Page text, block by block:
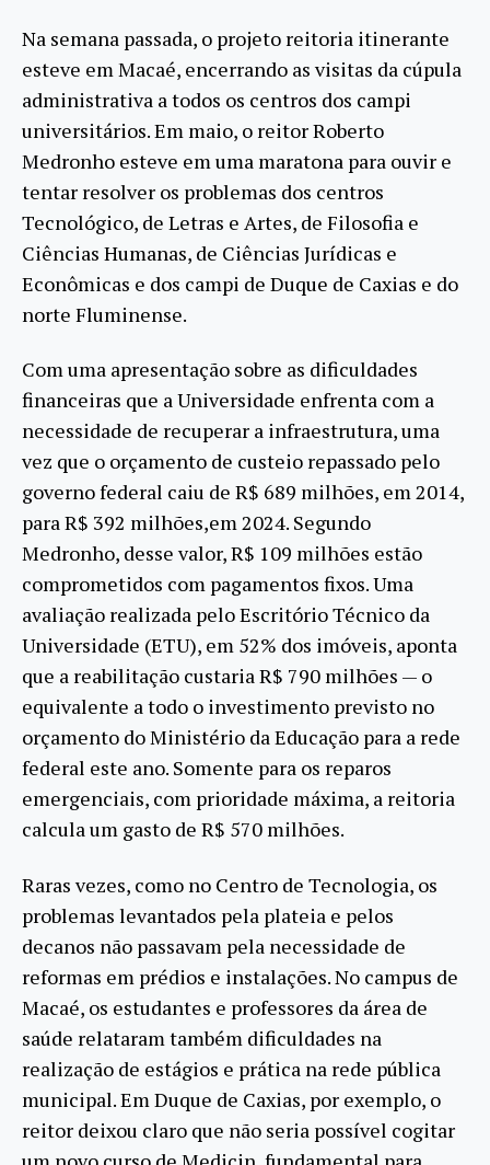
Na semana passada, o projeto reitoria itinerante
esteve em Macaé, encerrando as visitas da cúpula
administrativa a todos os centros dos campi
universitários. Em maio, o reitor Roberto
Medronho esteve em uma maratona para ouvir e
tentar resolver os problemas dos centros
Tecnológico, de Letras e Artes, de Filosofia e
Ciências Humanas, de Ciências Jurídicas e
Econômicas e dos campi de Duque de Caxias e do
norte Fluminense.
Com uma apresentação sobre as dificuldades
financeiras que a Universidade enfrenta com a
necessidade de recuperar a infraestrutura, uma
vez que o orçamento de custeio repassado pelo
governo federal caiu de R$ 689 milhões, em 2014,
para R$ 392 milhões,em 2024. Segundo
Medronho, desse valor, R$ 109 milhões estão
comprometidos com pagamentos fixos. Uma
avaliação realizada pelo Escritório Técnico da
Universidade (ETU), em 52% dos imóveis, aponta
que a reabilitação custaria R$ 790 milhões — o
equivalente a todo o investimento previsto no
orçamento do Ministério da Educação para a rede
federal este ano. Somente para os reparos
emergenciais, com prioridade máxima, a reitoria
calcula um gasto de R$ 570 milhões.
Raras vezes, como no Centro de Tecnologia, os
problemas levantados pela plateia e pelos
decanos não passavam pela necessidade de
reformas em prédios e instalações. No campus de
Macaé, os estudantes e professores da área de
saúde relataram também dificuldades na
realização de estágios e prática na rede pública
municipal. Em Duque de Caxias, por exemplo, o
reitor deixou claro que não seria possível cogitar